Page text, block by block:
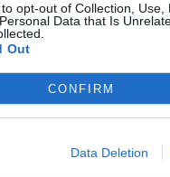
opt-out of Collection,
Data that Is
Out
CONFIRM
Data Deletion